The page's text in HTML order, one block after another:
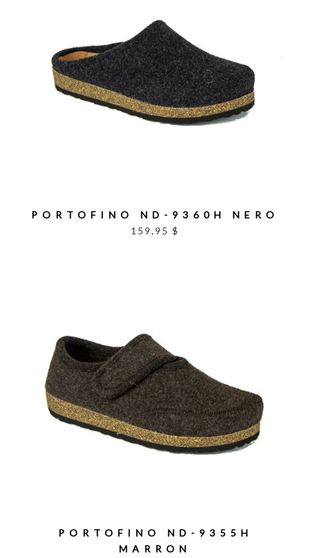
PORTOFINO ND-9360H NERO
159,95 $
PORTOFINO ND-9355H
MARRON